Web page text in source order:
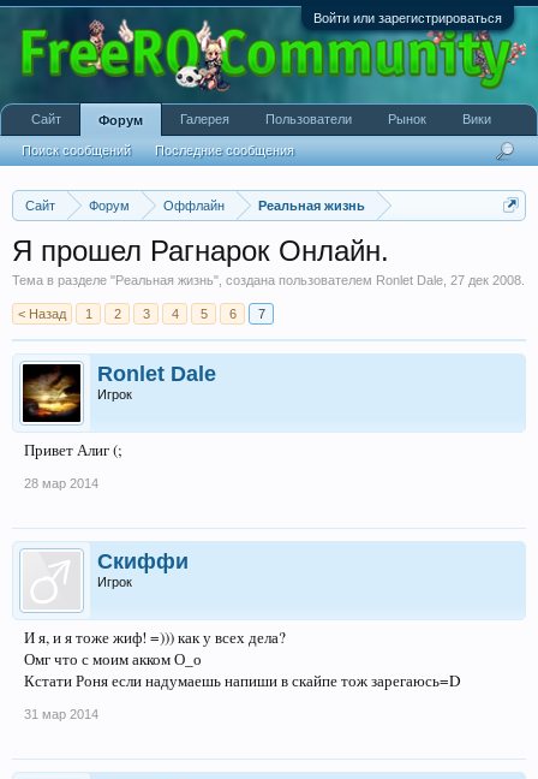
Войти или зарегистрироваться
Сайт Форум Оффлайн Реальная жизнь
Я прошел Рагнарок Онлайн.
Тема в разделе "Реальная жизнь", создана пользователем Ronlet Dale 27 дек 2008
< Назад 1 2 3 4 5 6 7
Ronlet Dale
Игрок
Привет Алиг (;
28 мар 2014
Скиффи
Игрок
И я, и я тоже жиф! =))) как у всех дела?
Омг что с моим акком О_о
Кстати Роня если надумаешь напиши в скайпе тож зарегаюсь=D
31 мар 2014
Сайт Форум
Поиск сообщений Последние сообщения
Галерея Пользователи Рынок Вики